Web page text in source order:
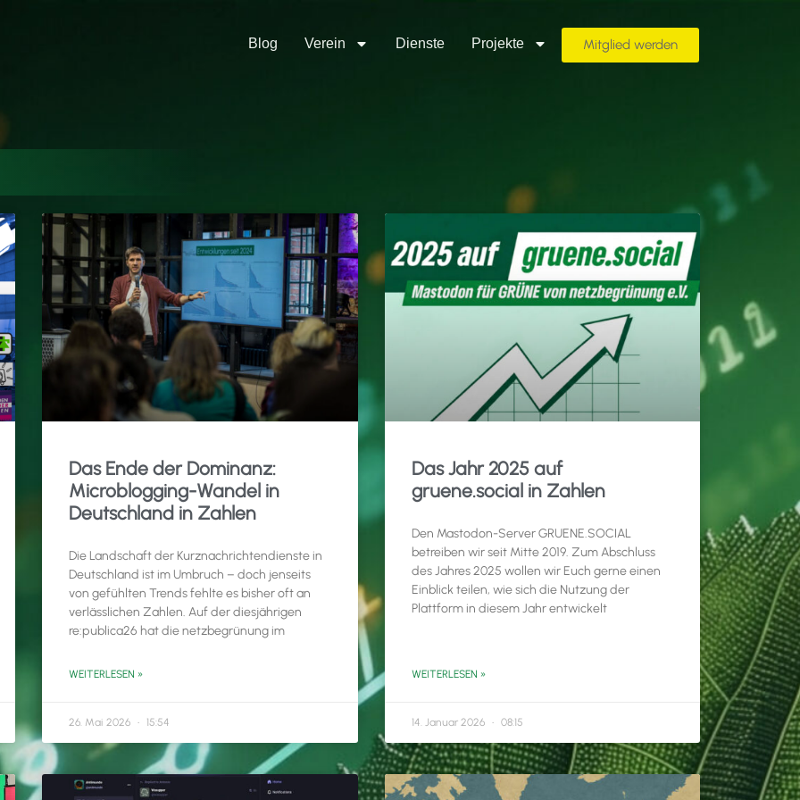
Blog Verein Dienste Projekte Mitglied werden
Das Ende der Dominanz:
Microblogging-Wandel in
Deutschland in Zahlen
Die Landschaft der Kurznachrichtendienste in
Deutschland ist im Umbruch – doch jenseits
von gefühlten Trends fehlte es bisher oft an
verlässlichen Zahlen. Auf der diesjährigen
re:publica26 hat die netzbegrünung im
WEITERLESEN »
26. Mai 2026 15:54
Das Jahr 2025 auf
gruene.social in Zahlen
Den Mastodon-Server GRUENE.SOCIAL
betreiben wir seit Mitte 2019. Zum Abschluss
des Jahres 2025 wollen wir Euch gerne einen
Einblick teilen, wie sich die Nutzung der
Plattform in diesem Jahr entwickelt
WEITERLESEN »
14. Januar 2026 08:15